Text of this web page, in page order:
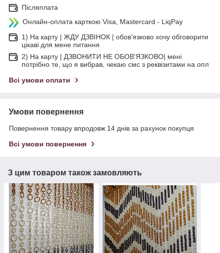
Післяплата
Онлайн-оплата карткою Visa, Mastercard - LiqPay
1) На карту | ЖДУ ДЗВІНОК | обов'язково хочу обговорити
цікаві для мене питання
2) На карту | ДЗВОНИТИ НЕ ОБОВ'ЯЗКОВО| мені
потрібно те, що я вибрав, чекаю смс з реквізитами на опл
Всі умови оплати
Умови повернення
Повернення товару впродовж 14 днів за рахунок покупця
Всі умови повернення
З цим товаром також замовляють